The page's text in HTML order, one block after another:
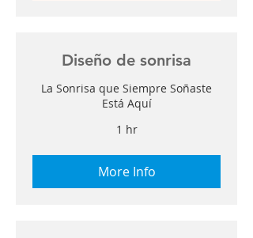
Diseño de sonrisa
La Sonrisa que Siempre Soñaste
Está Aquí
1 hr
More Info